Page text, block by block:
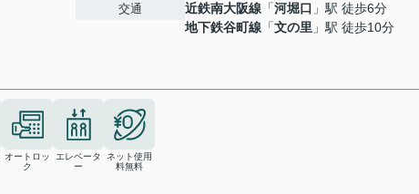
交通
近鉄南大阪線 「河堀口 」駅 徒歩6分
地下鉄谷町線 「文の里 」駅 徒歩10分
オートロッ
ク
エレベータ
ー
ネット使用
料無料